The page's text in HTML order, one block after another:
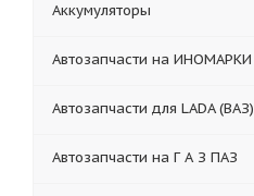
Аккумуляторы
Автозапчасти на ИНОМАРКИ
Автозапчасти для LADA (ВАЗ)
Автозапчасти на Г А З ПАЗ